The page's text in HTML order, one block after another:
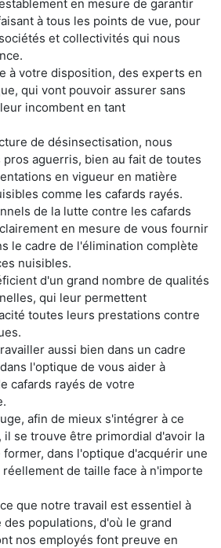
en mesure de garantir
à tous les points de vue, pour
et collectivités qui nous
à votre disposition, des experts en
qui vont pouvoir assurer sans
incombent en tant
de désinsectisation, nous
aguerris, bien au fait de toutes
en vigueur en matière
comme les cafards rayés.
de la lutte contre les cafards
en mesure de vous fournir
le cadre de l'élimination complète
nuisibles.
d'un grand nombre de qualités
qui leur permettent
toutes leurs prestations contre
aussi bien dans un cadre
l'optique de vous aider à
cafards rayés de votre
afin de mieux s'intégrer à ce
se trouve être primordial d'avoir la
dans l'optique d'acquérir une
de taille face à n'importe
que notre travail est essentiel à
des populations, d'où le grand
nos employés font preuve en